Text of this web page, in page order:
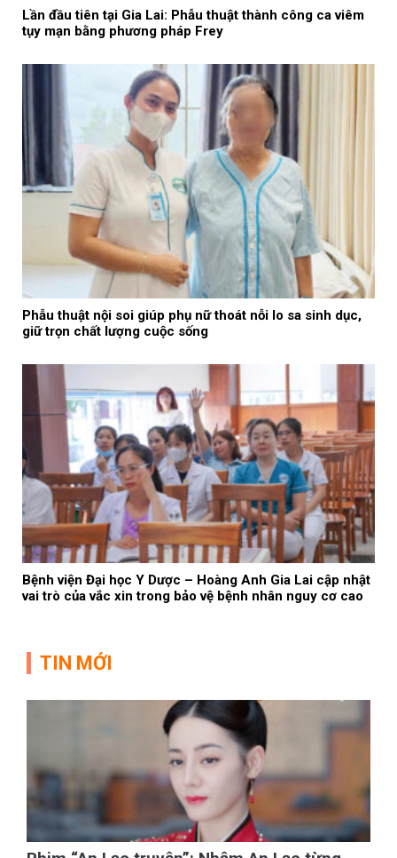
Lần đầu tiên tại Gia Lai: Phẫu thuật thành công ca viêm
tụy mạn bằng phương pháp Frey
Phẫu thuật nội soi giúp phụ nữ thoát nỗi lo sa sinh dục,
giữ trọn chất lượng cuộc sống
Bệnh viện Đại học Y Dược – Hoàng Anh Gia Lai cập nhật
vai trò của vắc xin trong bảo vệ bệnh nhân nguy cơ cao
TIN MỚI